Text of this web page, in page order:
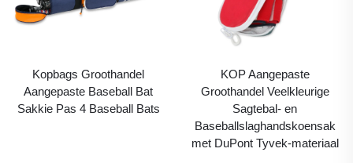
Kopbags Groothandel
Aangepaste Baseball Bat
Sakkie Pas 4 Baseball Bats
KOP Aangepaste
Groothandel Veelkleurige
Sagtebal- en
Baseballslaghandskoensak
met DuPont Tyvek-materiaal